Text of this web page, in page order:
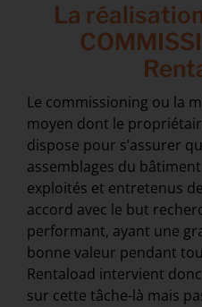
La
Le commissioning ou la
moyen dont le
dispose pour s’assurer
assemblages du
exploités et entretenus
accord avec le but
performant, ayant une
bonne valeur pendant
Rentaload intervient
sur cette tâche-là mais